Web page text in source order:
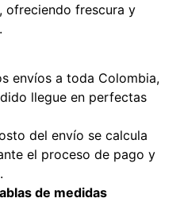
ofreciendo frescura y
envíos a toda Colombia,
llegue en perfectas
del envío se calcula
el proceso de pago y
de medidas